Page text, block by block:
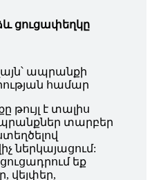
ցուցափեղկը
ապրանքի
համար
թույլ է տալիս
տարբեր
ներկայացում:
եք
վեյփեր,